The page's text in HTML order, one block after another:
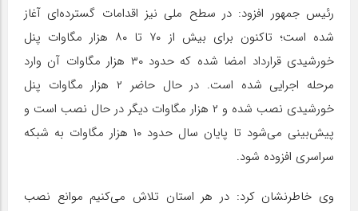
رئیس جمهور افزود: در سطح ملی نیز اقدامات گسترده‌ای آغاز
شده است؛ تاکنون برای بیش از ۷۰ تا ۸۰ هزار مگاوات پنل
خورشیدی قرارداد امضا شده که حدود ۳۰ هزار مگاوات آن وارد
مرحله اجرایی شده است. در حال حاضر ۲ هزار مگاوات پنل
خورشیدی نصب شده و ۲ هزار مگاوات دیگر در حال نصب است و
پیش‌بینی می‌شود تا پایان سال حدود ۱۰ هزار مگاوات به شبکه
سراسری افزوده شود.
وی خاطرنشان کرد: در هر استان تلاش می‌کنیم موانع نصب